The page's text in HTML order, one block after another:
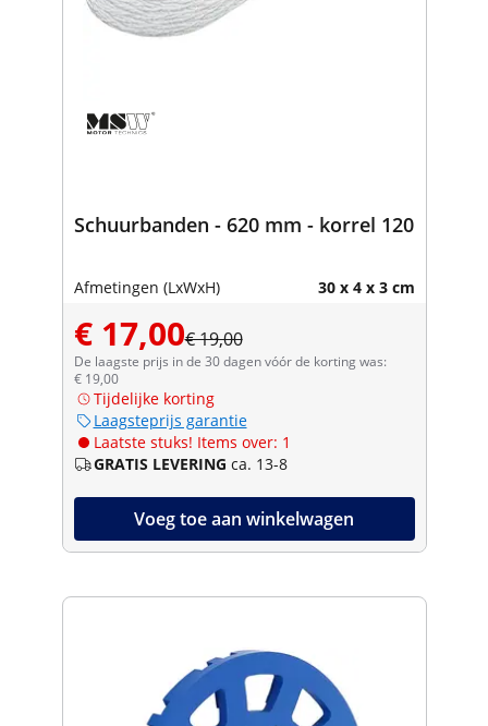
Schuurbanden - 620 mm - korrel 120
Afmetingen (LxWxH) 30 x 4 x 3 cm
€ 17,00€ 19,00
De laagste prijs in de 30 dagen vóór de korting was:
€ 19,00
Tijdelijke korting
Laagsteprijs garantie
Laatste stuks! Items over: 1
GRATIS LEVERING ca. 13-8
Voeg toe aan winkelwagen